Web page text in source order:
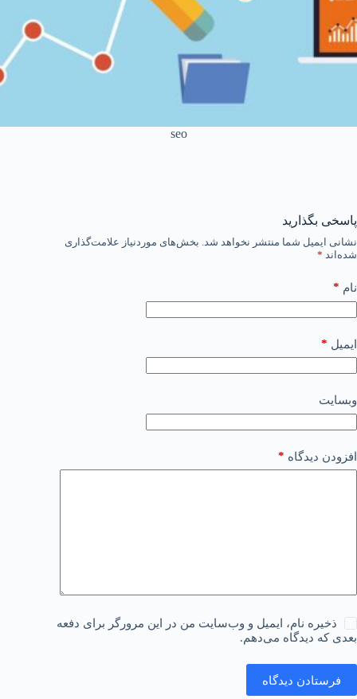
seo
پاسخی بگذارید
نشانی ایمیل شما منتشر نخواهد شد. بخش‌های موردنیاز علامت‌گذاری
شده‌اند *
نام *
ایمیل *
وبسایت
افزودن دیدگاه *
ذخیره نام، ایمیل و وب‌سایت من در این مرورگر برای دفعه
بعدی که دیدگاه می‌دهم.
فرستادن دیدگاه